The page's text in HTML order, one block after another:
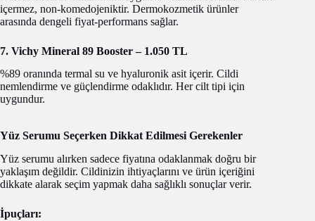
içermez, non-komedojeniktir. Dermokozmetik ürünler
arasında dengeli fiyat-performans sağlar.
7. Vichy Mineral 89 Booster – 1.050 TL
%89 oranında termal su ve hyaluronik asit içerir. Cildi
nemlendirme ve güçlendirme odaklıdır. Her cilt tipi için
uygundur.
Yüz Serumu Seçerken Dikkat Edilmesi Gerekenler
Yüz serumu alırken sadece fiyatına odaklanmak doğru bir
yaklaşım değildir. Cildinizin ihtiyaçlarını ve ürün içeriğini
dikkate alarak seçim yapmak daha sağlıklı sonuçlar verir.
İpuçları: